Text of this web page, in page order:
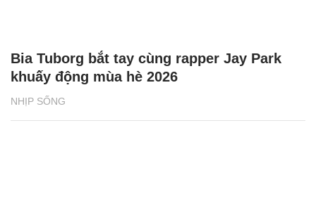
NHỊP SỐNG
Bia Tuborg bắt tay cùng rapper Jay Park
khuấy động mùa hè 2026